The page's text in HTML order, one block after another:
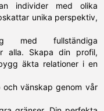
individer med olika
unika perspektiv,
fullständiga
alla. Skapa din profil,
äkta relationer i en
och vänskap genom vår